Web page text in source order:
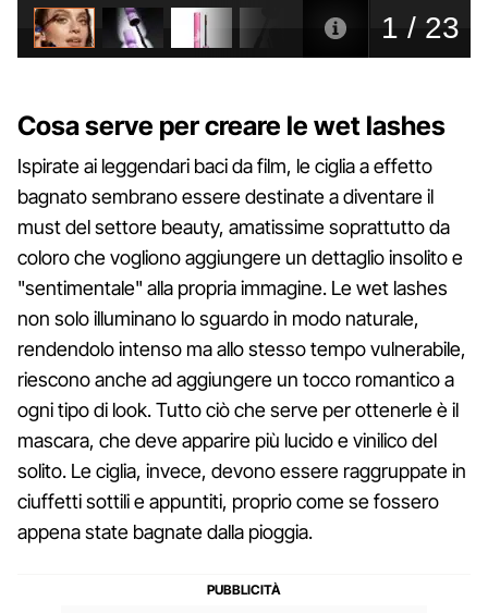
Cosa serve per creare le wet lashes
Ispirate ai leggendari baci da film, le ciglia a effetto
bagnato sembrano essere destinate a diventare il
must del settore beauty, amatissime soprattutto da
coloro che vogliono aggiungere un dettaglio insolito e
"sentimentale" alla propria immagine. Le wet lashes
non solo illuminano lo sguardo in modo naturale,
rendendolo intenso ma allo stesso tempo vulnerabile,
riescono anche ad aggiungere un tocco romantico a
ogni tipo di look. Tutto ciò che serve per ottenerle è il
mascara, che deve apparire più lucido e vinilico del
solito. Le ciglia, invece, devono essere raggruppate in
ciuffetti sottili e appuntiti, proprio come se fossero
appena state bagnate dalla pioggia.